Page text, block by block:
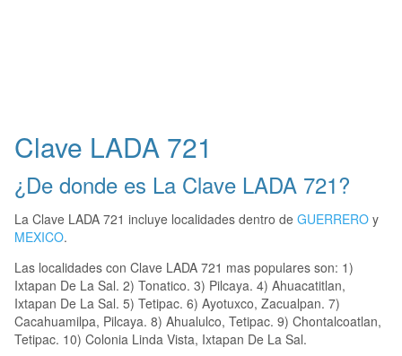
Clave LADA 721
¿De donde es La Clave LADA 721?
La Clave LADA 721 incluye localidades dentro de GUERRERO y
MEXICO.
Las localidades con Clave LADA 721 mas populares son: 1)
Ixtapan De La Sal. 2) Tonatico. 3) Pilcaya. 4) Ahuacatitlan,
Ixtapan De La Sal. 5) Tetipac. 6) Ayotuxco, Zacualpan. 7)
Cacahuamilpa, Pilcaya. 8) Ahualulco, Tetipac. 9) Chontalcoatlan,
Tetipac. 10) Colonia Linda Vista, Ixtapan De La Sal.